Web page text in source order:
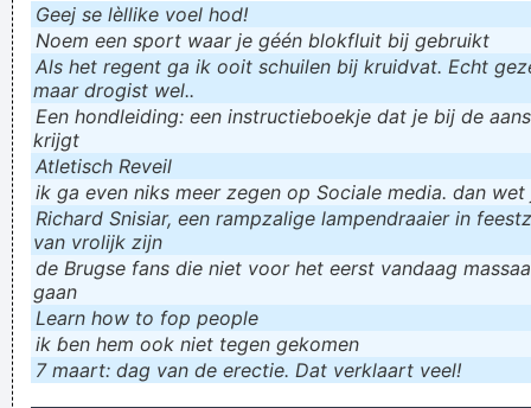
Geej se lèllike voel hod!
Noem een sport waar je géén blokfluit bij gebruikt
Als het regent ga ik ooit schuilen bij kruidvat. Echt
maar drogist wel..
Een hondleiding: een instructieboekje dat je bij de
krijgt
Atletisch Reveil
ik ga even niks meer zegen op Sociale media. dan
Richard Snisiar, een rampzalige lampendraaier in
van vrolijk zijn
de Brugse fans die niet voor het eerst vandaag
gaan
Learn how to fop people
ik ɓen hem ook niet tegen gekomen
7 maart: dag van de erectie. Dat verklaart veel!